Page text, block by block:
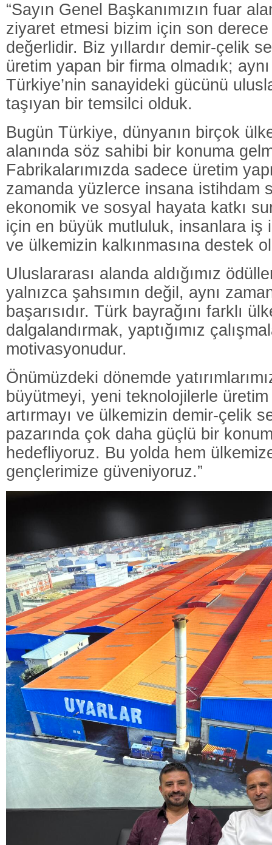
“Sayın Genel Başkanımızın fuar
ziyaret etmesi bizim için son derece
değerlidir. Biz yıllardır demir-çelik
üretim yapan bir firma olmadık;
Türkiye’nin sanayideki gücünü
taşıyan bir temsilci olduk.
Bugün Türkiye, dünyanın birçok
alanında söz sahibi bir konuma
Fabrikalarımızda sadece üretim
zamanda yüzlerce insana istihdam
ekonomik ve sosyal hayata katkı
için en büyük mutluluk, insanlara iş
ve ülkemizin kalkınmasına destek
Uluslararası alanda aldığımız
yalnızca şahsımın değil, aynı
başarısıdır. Türk bayrağını farklı
dalgalandırmak, yaptığımız
motivasyonudur.
Önümüzdeki dönemde
büyütmeyi, yeni teknolojilerle
artırmayı ve ülkemizin demir-çelik
pazarında çok daha güçlü bir
hedefliyoruz. Bu yolda hem
gençlerimize güveniyoruz.”